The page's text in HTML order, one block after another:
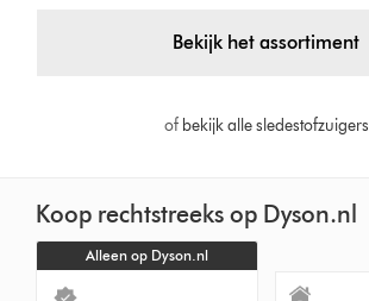
Bekijk het assortiment
of bekijk alle sledestofzuigers
Koop rechtstreeks op Dyson.nl
Alleen op Dyson.nl